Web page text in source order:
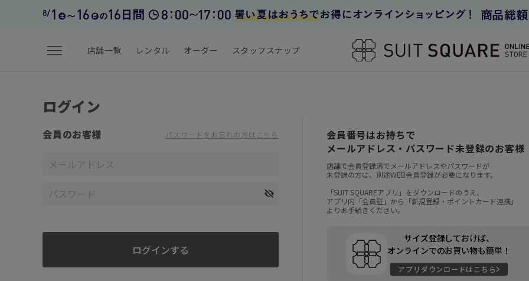
menu 店舗一覧 レンタル オーダー スタッフスナップ
ログイン
会員のお客様 パスワードをお忘れの方はこちら
会員番号はお持ちで
メールアドレス・パスワード未登録のお客様
店舗で会員登録済でメールアドレスやパスワードが
未登録の方は、別途WEB会員登録が必要になります。
「SUIT SQUAREアプリ」をダウンロードのうえ、
アプリ内「会員証」から「新規登録・ポイントカード連携」
よりお手続きください。
サイズ登録しておけば、
オンラインでのお買い物も簡単！
アプリダウンロードはこちら